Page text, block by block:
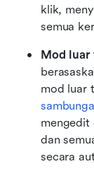
klik,
semua
Mod luar
mengedit
dan
secara